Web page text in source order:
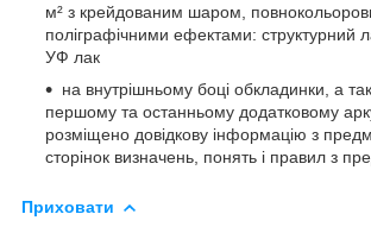
м² з крейдованим шаром,
поліграфічними ефектами: структурний
УФ лак
на внутрішньому боці обкладинки, а
першому та останньому додатковому
розміщено довідкову інформацію з
сторінок визначень, понять і правил з
Приховати